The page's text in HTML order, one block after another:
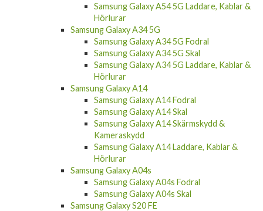
Samsung Galaxy A54 5G Laddare, Kablar &
Hörlurar
Samsung Galaxy A34 5G
Samsung Galaxy A34 5G Fodral
Samsung Galaxy A34 5G Skal
Samsung Galaxy A34 5G Laddare, Kablar &
Hörlurar
Samsung Galaxy A14
Samsung Galaxy A14 Fodral
Samsung Galaxy A14 Skal
Samsung Galaxy A14 Skärmskydd &
Kameraskydd
Samsung Galaxy A14 Laddare, Kablar &
Hörlurar
Samsung Galaxy A04s
Samsung Galaxy A04s Fodral
Samsung Galaxy A04s Skal
Samsung Galaxy S20 FE